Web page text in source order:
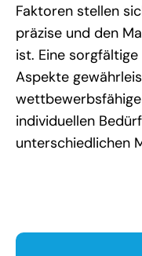
Faktoren stellen
präzise und den
ist. Eine
Aspekte
individuellen
unterschiedlichen